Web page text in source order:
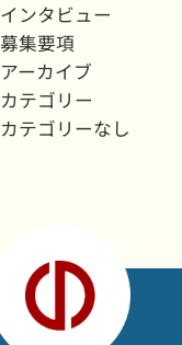
インタビュー
募集要項
アーカイブ
カテゴリー
カテゴリーなし